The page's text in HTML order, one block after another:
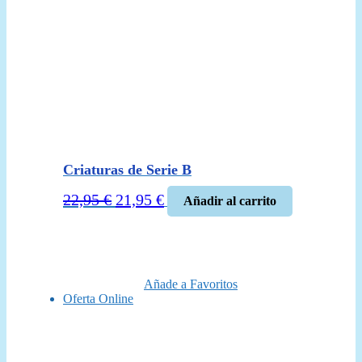
Criaturas de Serie B
22,95€ El
21,95 €El
precio
Añadir al carrito
Añade a Favoritos
Oferta Online